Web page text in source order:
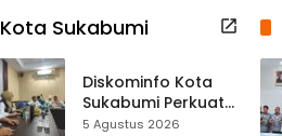
Kota Sukabumi
Diskominfo Kota
Sukabumi Perkuat
Satu Data
5 Agustus 2026